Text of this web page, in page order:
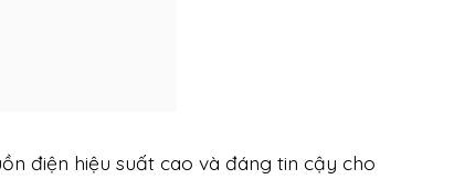
điện hiệu suất cao và đáng tin cậy cho